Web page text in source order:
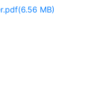
(6.56 MB)